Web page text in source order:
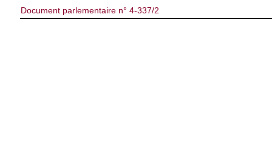
Document parlementaire n° 4-337/2